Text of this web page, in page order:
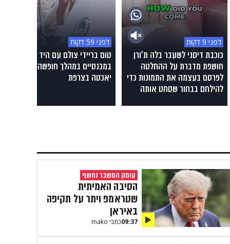
לפני 9 דקות
כוכבת דיסני לשעבר בלה ת'ורן
חושפת מדברת על ההחלטה
לפרסם בעצמה את התמונות כדי
להילחם בבחור שסחט אותה
לפני 59 דקות
טום בריידי צולם עם היד
במכנסיים במהלך חופשה על
יאכטה בצרפת
עומק המשבר נחשף
הסיבה האמיתית
שטראמפ ויתר על תקיפה
באיראן
09:37כתבי mako